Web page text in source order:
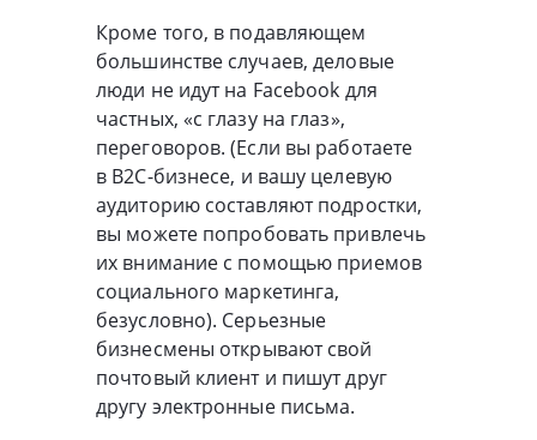
Кроме того, в подавляющем
большинстве случаев, деловые
люди не идут на Facebook для
частных, «с глазу на глаз»,
переговоров. (Если вы работаете
в B2C-бизнесе, и вашу целевую
аудиторию составляют подростки,
вы можете попробовать привлечь
их внимание с помощью приемов
социального маркетинга,
безусловно). Серьезные
бизнесмены открывают свой
почтовый клиент и пишут друг
другу электронные письма.